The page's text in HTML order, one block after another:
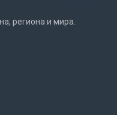
региона и мира.